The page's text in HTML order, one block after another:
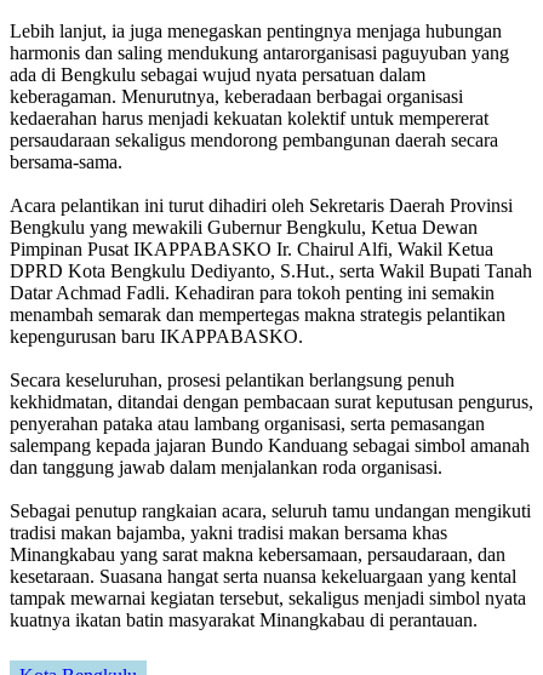
Lebih lanjut, ia juga menegaskan pentingnya menjaga hubungan
harmonis dan saling mendukung antarorganisasi paguyuban yang
ada di Bengkulu sebagai wujud nyata persatuan dalam
keberagaman. Menurutnya, keberadaan berbagai organisasi
kedaerahan harus menjadi kekuatan kolektif untuk mempererat
persaudaraan sekaligus mendorong pembangunan daerah secara
bersama-sama.
Acara pelantikan ini turut dihadiri oleh Sekretaris Daerah Provinsi
Bengkulu yang mewakili Gubernur Bengkulu, Ketua Dewan
Pimpinan Pusat IKAPPABASKO Ir. Chairul Alfi, Wakil Ketua
DPRD Kota Bengkulu Dediyanto, S.Hut., serta Wakil Bupati Tanah
Datar Achmad Fadli. Kehadiran para tokoh penting ini semakin
menambah semarak dan mempertegas makna strategis pelantikan
kepengurusan baru IKAPPABASKO.
Secara keseluruhan, prosesi pelantikan berlangsung penuh
kekhidmatan, ditandai dengan pembacaan surat keputusan pengurus,
penyerahan pataka atau lambang organisasi, serta pemasangan
salempang kepada jajaran Bundo Kanduang sebagai simbol amanah
dan tanggung jawab dalam menjalankan roda organisasi.
Sebagai penutup rangkaian acara, seluruh tamu undangan mengikuti
tradisi makan bajamba, yakni tradisi makan bersama khas
Minangkabau yang sarat makna kebersamaan, persaudaraan, dan
kesetaraan. Suasana hangat serta nuansa kekeluargaan yang kental
tampak mewarnai kegiatan tersebut, sekaligus menjadi simbol nyata
kuatnya ikatan batin masyarakat Minangkabau di perantauan.